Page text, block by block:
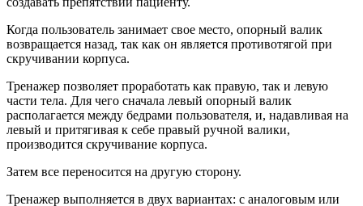
Когда пользователь занимает свое место, опорный валик
возвращается назад, так как он является противотягой при
скручивании корпуса.
Тренажер позволяет проработать как правую, так и левую
части тела. Для чего сначала левый опорный валик
располагается между бедрами пользователя, и, надавливая на
левый и притягивая к себе правый ручной валики,
производится скручивание корпуса.
Затем все переносится на другую сторону.
Тренажер выполняется в двух вариантах: с аналоговым или